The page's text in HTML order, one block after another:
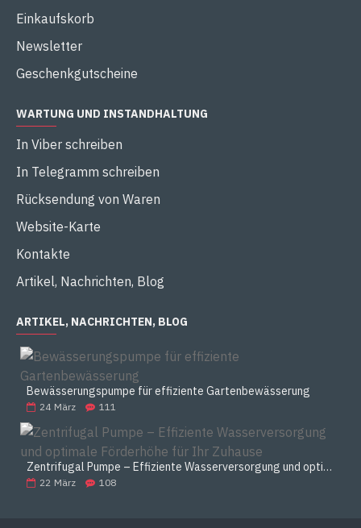
Einkaufskorb
Newsletter
Geschenkgutscheine
WARTUNG UND INSTANDHALTUNG
In Viber schreiben
In Telegramm schreiben
Rücksendung von Waren
Website-Karte
Kontakte
Artikel, Nachrichten, Blog
ARTIKEL, NACHRICHTEN, BLOG
Bewässerungspumpe für effiziente Gartenbewässerung
24 März 111
Zentrifugal Pumpe – Effiziente Wasserversorgung und optimale Förderhöhe für Ihr Zuhause
22 März 108